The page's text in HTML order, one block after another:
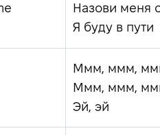
Назови меня
Я буду в пути
Ммм, ммм,
Ммм, ммм,
Эй, эй